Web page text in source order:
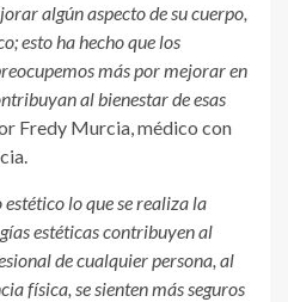
algún aspecto de su cuerpo,
esto ha hecho que los
más por mejorar en
al bienestar de esas
Fredy Murcia, médico con
estético lo que se realiza la
estéticas contribuyen al
de cualquier persona, al
física, se sienten más seguros